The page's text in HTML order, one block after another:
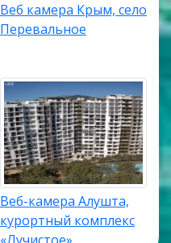
Веб камера Крым, село
Перевальное
Веб-камера Алушта,
курортный комплекс